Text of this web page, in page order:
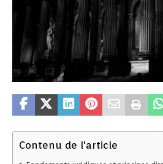
Contenu de l'article